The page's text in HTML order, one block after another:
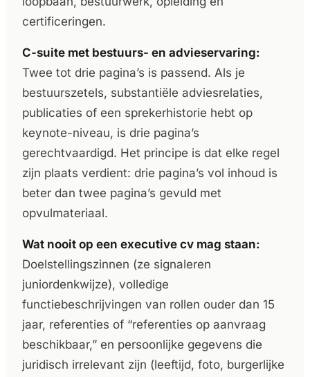
certificeringen.
C-suite met bestuurs- en advieservaring:
Twee tot drie pagina’s is passend. Als je
bestuurszetels, substantiële adviesrelaties,
publicaties of een sprekerhistorie hebt op
keynote-niveau, is drie pagina’s
gerechtvaardigd. Het principe is dat elke regel
zijn plaats verdient: drie pagina’s vol inhoud is
beter dan twee pagina’s gevuld met
opvulmateriaal.
Wat nooit op een executive cv mag staan:
Doelstellingszinnen (ze signaleren
juniordenkwijze), volledige
functiebeschrijvingen van rollen ouder dan 15
jaar, referenties of “referenties op aanvraag
beschikbaar,” en persoonlijke gegevens die
juridisch irrelevant zijn (leeftijd, foto, burgerlijke